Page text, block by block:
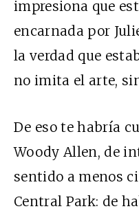
impresiona que
encarnada por
la verdad que
no imita el arte,
De eso te habría
Woody Allen, de
sentido a menos
Central Park: de